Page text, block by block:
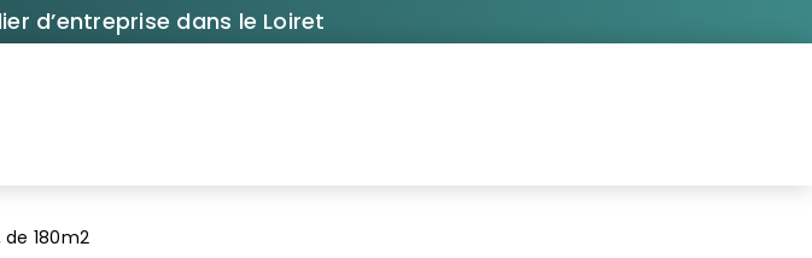
d’entreprise dans le Loiret
180m2